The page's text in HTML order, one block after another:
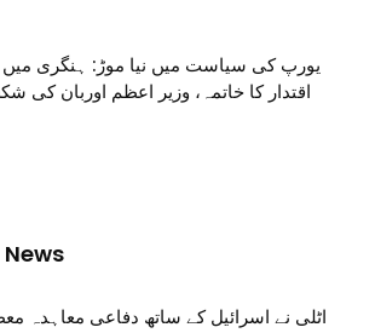
اقتدار کا خاتمہ، وزیر اعظم اوربان
اٹلی نے اسرائیل کے ساتھ دفاعی معاہدہ